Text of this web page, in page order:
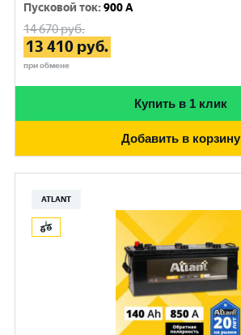
Пусковой ток:900 A
14 670руб.
13 410 руб.
при обмене
Купить в 1 клик
Добавить в корзину
ATLANT